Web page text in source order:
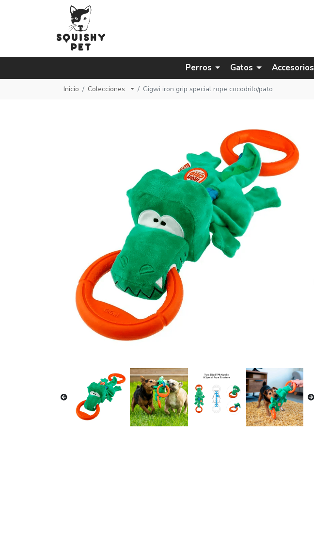
Perros Gatos Accesorios
Inicio Colecciones Gigwi iron grip special rope cocodrilo/pato